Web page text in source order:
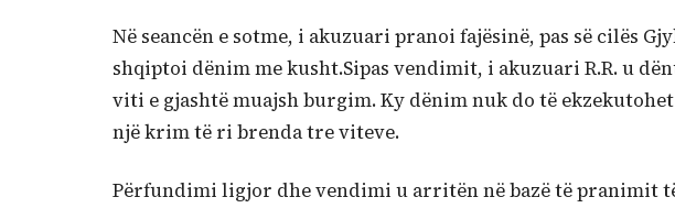
Në seancën e sotme, i akuzuari pranoi fajësinë, pas së cilës
shqiptoi dënim me kusht.Sipas vendimit, i akuzuari R.R. u
viti e gjashtë muajsh burgim. Ky dënim nuk do të
një krim të ri brenda tre viteve.
Përfundimi ligjor dhe vendimi u arritën në bazë të pranimit